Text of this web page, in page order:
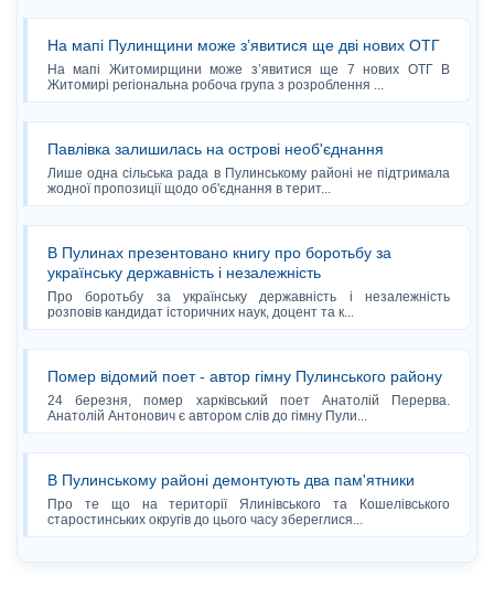
На мапі Пулинщини може з’явитися ще дві нових ОТГ
На мапі Житомирщини може з’явитися ще 7 нових ОТГ В
Житомирі регіональна робоча група з розроблення ...
Павлівка залишилась на острові необ'єднання
Лише одна сільська рада в Пулинському районі не підтримала
жодної пропозиції щодо об'єднання в терит...
В Пулинах презентовано книгу про боротьбу за
українську державність і незалежність
Про боротьбу за українську державність і незалежність
розповів кандидат історичних наук, доцент та к...
Помер відомий поет - автор гімну Пулинського району
24 березня, помер харківський поет Анатолій Перерва.
Анатолій Антонович є автором слів до гімну Пули...
В Пулинському районі демонтують два пам'ятники
Про те що на території Ялинівського та Кошелівського
старостинських округів до цього часу збереглися...